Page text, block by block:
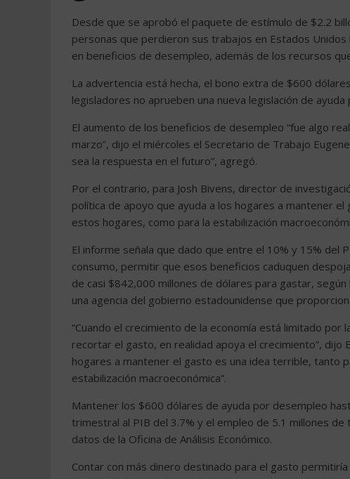
Desde que se aprobó el paquete de estímulo de $2.2
personas que perdieron sus trabajos en Estados
en beneficios de desempleo, además de los recursos
La advertencia está hecha, el bono extra de $600
legisladores no aprueben una nueva legislación de ayuda
El aumento de los beneficios de desempleo “fue algo
marzo”, dijo el miércoles el Secretario de Trabajo
sea la respuesta en el futuro”, agregó.
Por el contrario, para Josh Bivens, director de
política de apoyo que ayuda a los hogares a mantener
estos hogares, como para la estabilización
El informe señala que dado que entre el 10% y 15% del
consumo, permitir que esos beneficios caduquen
de casi $842,000 millones de dólares para gastar,
una agencia del gobierno estadounidense que
“Cuando el crecimiento de la economía está limitado por
recortar el gasto, en realidad apoya el crecimiento”, dijo
hogares a mantener el gasto es una idea terrible, tanto
estabilización macroeconómica”.
Mantener los $600 dólares de ayuda por desempleo
trimestral al PIB del 3.7% y el empleo de 5.1 millones
datos de la Oficina de Análisis Económico.
Contar con más dinero destinado para el gasto